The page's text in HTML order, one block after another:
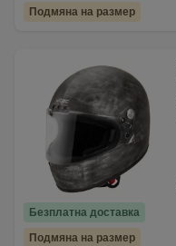
Подмяна на размер
Безплатна доставка
Подмяна на размер